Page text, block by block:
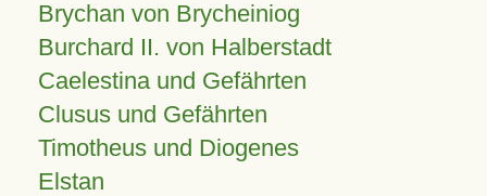
Brychan von Brycheiniog
Burchard II. von Halberstadt
Caelestina und Gefährten
Clusus und Gefährten
Timotheus und Diogenes
Elstan